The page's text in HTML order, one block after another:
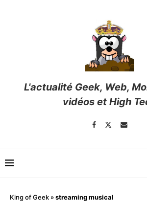
L'actualité Geek, Web,
vidéos et High
King of Geek »streaming musical